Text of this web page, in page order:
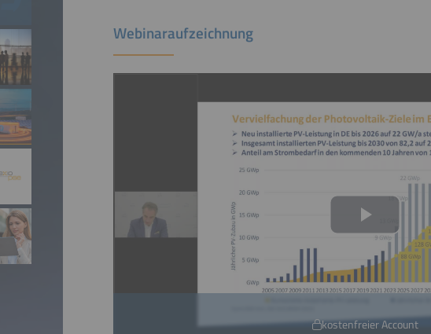
Webinaraufzeichnung
kostenfreier Account